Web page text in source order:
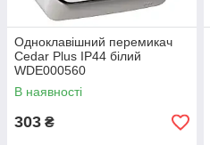
Одноклавішний перемикач
Cedar Plus IP44 білий
WDE000560
В наявності
303 ₴